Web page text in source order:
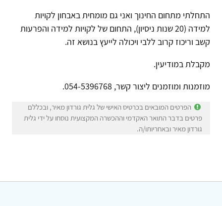
התחלתי מתחום החינוך ואני גם מומחית באבחון לקויות
למידה (20 שנות ניסיון), התחום של לקויות למידה והפרעות
קשב וריכוז קרוב ללבי ויכולה לייעץ בנושא זה.
מקבלת במודיעין.
מוזמנות ומוזמנים ליצור קשר, 054-5396768.
הפרטים המובאים בכרטיס האישי של גלית גורדון מאיר, ובכללם
פרטים בדבר התואר האקדמי וההכשרה המקצועית נוסחו על ידי גלית
גורדון מאיר ובאחריותו/ה.